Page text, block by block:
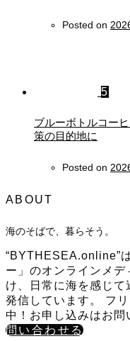
Posted on
5
ブルーボトルコー
策の目的地に
Posted on
ABOUT
海のそばで、暮らそう。
“BYTHESEA.online”
ー」のオンラインメ
け、日常に海を感じ
発信しています。 フ
中！お申し込みはお問
問い合わせる